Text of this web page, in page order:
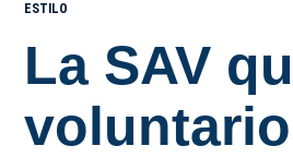
ESTILO
La SAV